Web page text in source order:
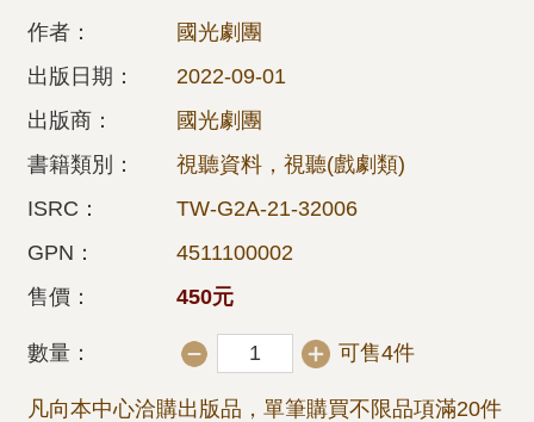
作者：
國光劇團
出版日期：
2022-09-01
出版商：
國光劇團
書籍類別：
視聽資料，視聽(戲劇類)
ISRC：
TW-G2A-21-32006
GPN：
4511100002
售價：
450元
數量： 可售4件
凡向本中心洽購出版品，單筆購買不限品項滿20件